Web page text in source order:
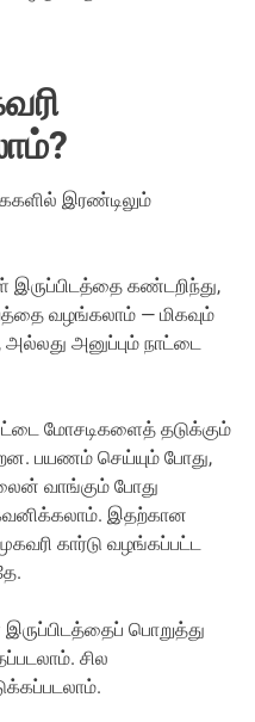
இரண்டிலும்
கண்டறிந்து,
வழங்கலாம் — மிகவும்
அனுப்பும் நாட்டை
மோசடிகளைத் தடுக்கும்
பயணம் செய்யும் போது,
வாங்கும் போது
இதற்கான
கார்டு வழங்கப்பட்ட
இருப்பிடத்தைப் பொறுத்து
சில